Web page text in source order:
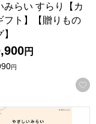
登録する
みらい すらり【カ
フト】【贈りもの
円
円
】【贈りものカタ
みらい ふわり【カ